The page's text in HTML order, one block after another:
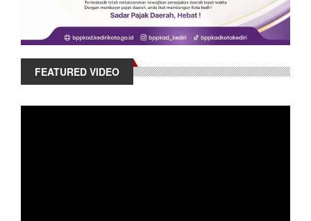
FEATURED VIDEO